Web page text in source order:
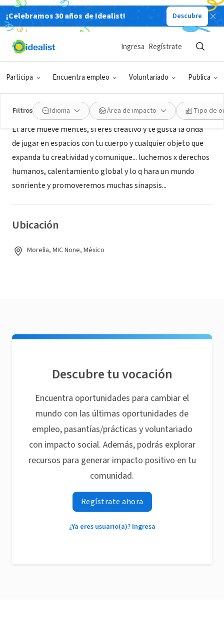
¡Celebramos 30 años de Idealist! Descubre
Participa Encuentra empleo Voluntariado Publica
Ingresa Regístrate
Filtros Idioma Área de impacto Tipo de
ORGANIZACIÓN SIN FIN DE LUCRO
Arte y Performance
Acerca de
El arte mueve mentes, si eres creativo y te gusta la onda
de jugar en espacios con tu cuerpo y cualquier objeto que
expanda tu creatividad y comunique... luchemos x derechos
humanos, calentamiento global y lo q hara un mundo
sonriente y promoveremos muchas sinapsis...
Ubicación
Morelia, MIC None, México
Descubre tu vocación
Encuentra oportunidades para cambiar el
mundo con las últimas oportunidades de
empleo, pasantías/prácticas y voluntariado
con impacto social. Además, podrás explorar
recursos para generar impacto positivo en tu
comunidad.
Regístrate ahora
¿Ya eres usuario(a)? Ingresa